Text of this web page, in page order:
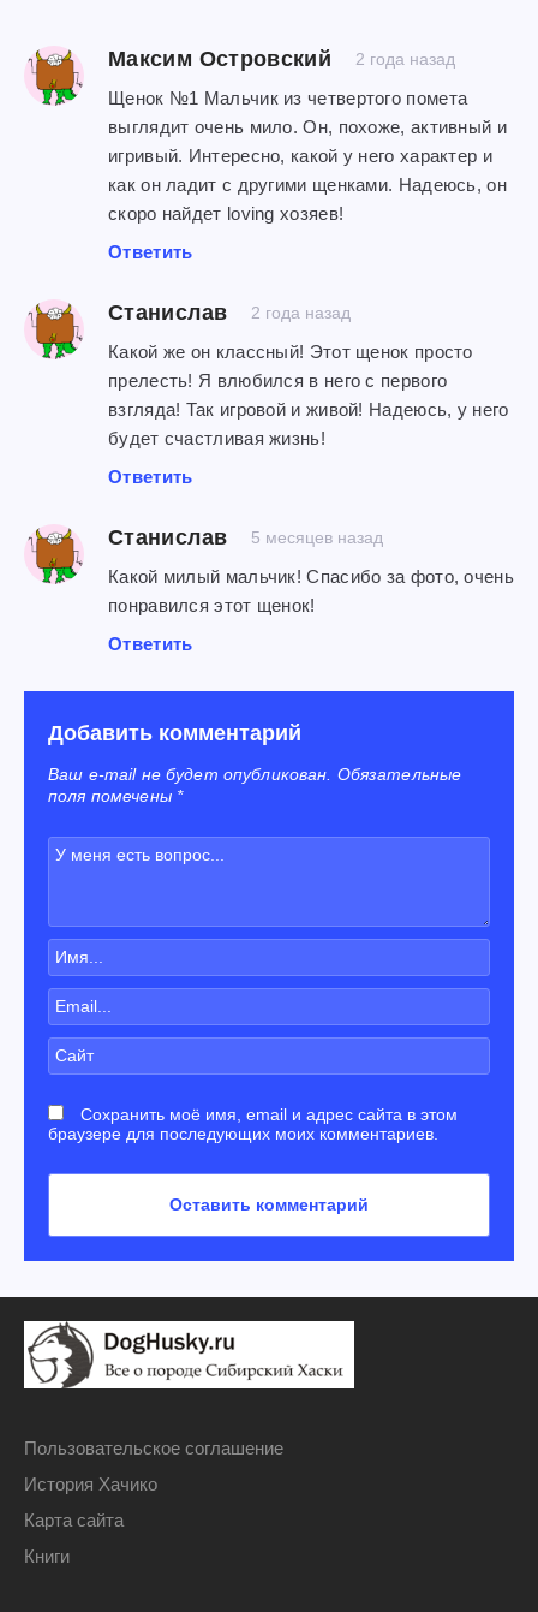
Максим Островский 2 года назад
Щенок №1 Мальчик из четвертого помета
выглядит очень мило. Он, похоже, активный и
игривый. Интересно, какой у него характер и
как он ладит с другими щенками. Надеюсь, он
скоро найдет loving хозяев!
Ответить
Станислав 2 года назад
Какой же он классный! Этот щенок просто
прелесть! Я влюбился в него с первого
взгляда! Так игровой и живой! Надеюсь, у него
будет счастливая жизнь!
Ответить
Станислав 5 месяцев назад
Какой милый мальчик! Спасибо за фото, очень
понравился этот щенок!
Ответить
Добавить комментарий
Ваш e-mail не будет опубликован. Обязательные
поля помечены *
Сохранить моё имя, email и адрес сайта в этом
браузере для последующих моих комментариев.
Пользовательское соглашение
История Хачико
Карта сайта
Книги